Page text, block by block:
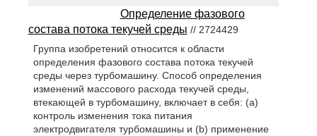
Определение фазового
состава потока текучей среды // 2724429
Группа изобретений относится к области
определения фазового состава потока текучей
среды через турбомашину. Способ определения
изменений массового расхода текучей среды,
втекающей в турбомашину, включает в себя: (a)
контроль изменения тока питания
электродвигателя турбомашины и (b) применение